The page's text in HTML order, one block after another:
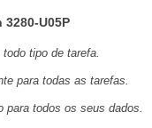
U05P
tipo de tarefa.
para todas as tarefas.
para todos os seus dados.